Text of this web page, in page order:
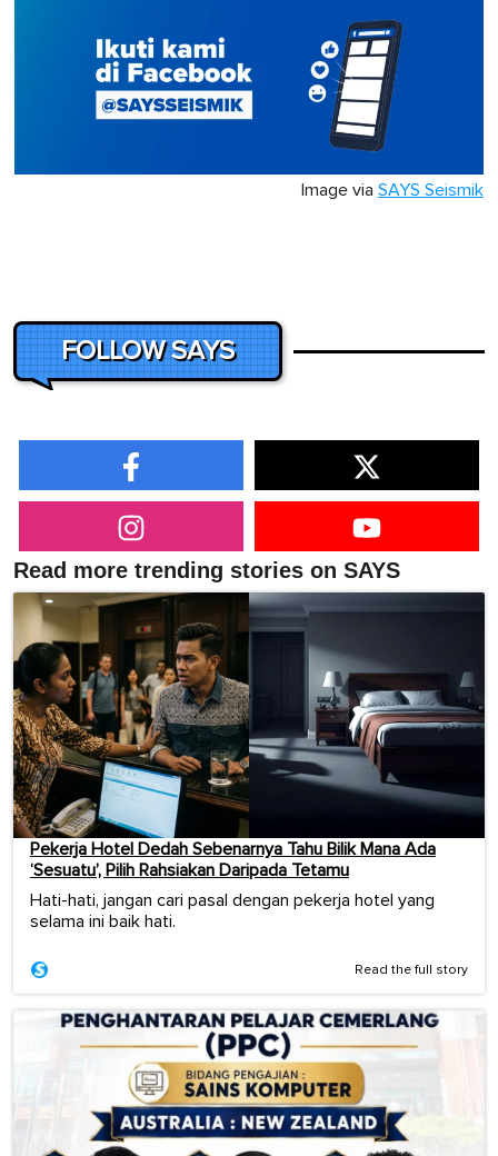
Image via SAYS Seismik
FOLLOW SAYS
Read more trending stories on SAYS
Pekerja Hotel Dedah Sebenarnya Tahu Bilik Mana Ada
‘Sesuatu’, Pilih Rahsiakan Daripada Tetamu
Hati-hati, jangan cari pasal dengan pekerja hotel yang
selama ini baik hati.
Read the full story